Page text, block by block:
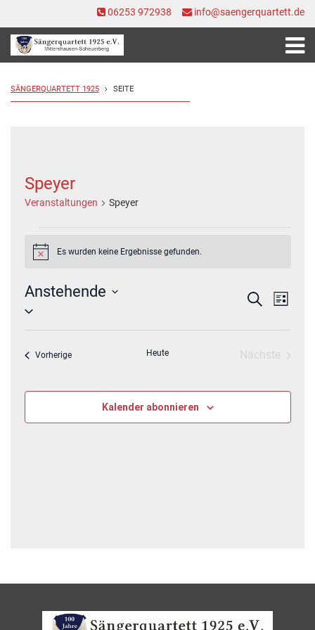
06253 972938 info@saengerquartett.de
SÄNGERQUARTETT 1925 SEITE
Speyer
Veranstaltungen Speyer
HinweisEs wurden keine Ergebnisse gefunden.
und
Ansichten,
Suche
Liste
Anstehende
Datum
VorherigeVeranstaltungen Heute
Nächste
Kalender abonnieren